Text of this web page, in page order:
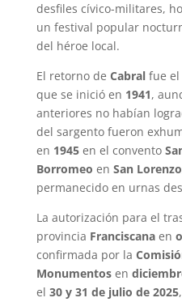
desfiles cívico-militares,
un festival popular
del héroe local.
El retorno de Cabralfue el
que se inició en 1941,
anteriores no habían
del sargento fueron
en 1945en el convento
Borromeo en San Lorenzo
permanecido en urnas
La autorización para el
provincia Franciscanaen
confirmada por la
Monumentosen
el 30 y 31 de julio de 2025